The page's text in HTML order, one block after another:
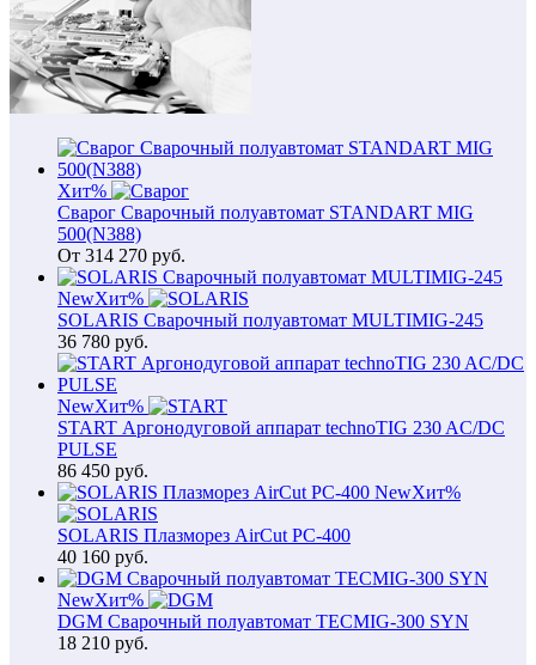
Хит%
Сварог Сварочный полуавтомат STANDART MIG
500(N388)
От 314 270 руб.
NewХит%
SOLARIS Сварочный полуавтомат MULTIMIG-245
36 780 руб.
NewХит%
START Аргонодуговой аппарат technoTIG 230 AC/DC
PULSE
86 450 руб.
NewХит%
SOLARIS Плазморез AirCut PC-400
40 160 руб.
NewХит%
DGM Сварочный полуавтомат TECMIG-300 SYN
18 210 руб.